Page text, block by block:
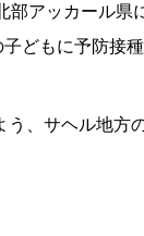
アッカール
どもに予防接種
、サヘル地